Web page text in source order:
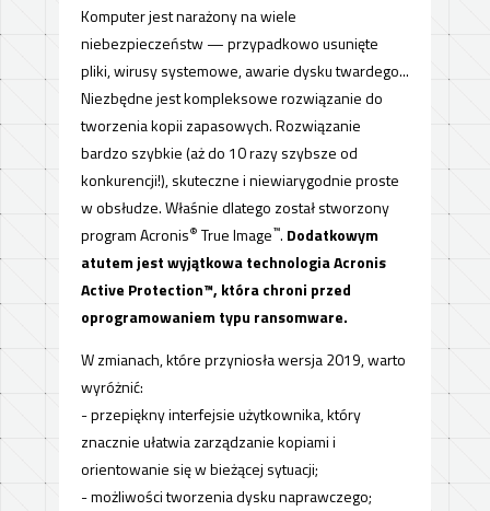
Komputer jest narażony na wiele
niebezpieczeństw — przypadkowo usunięte
pliki, wirusy systemowe, awarie dysku twardego...
Niezbędne jest kompleksowe rozwiązanie do
tworzenia kopii zapasowych. Rozwiązanie
bardzo szybkie (aż do 10 razy szybsze od
konkurencji!), skuteczne i niewiarygodnie proste
w obsłudze. Właśnie dlatego został stworzony
program Acronis® True Image™. Dodatkowym
atutem jest wyjątkowa technologia Acronis
Active Protection™, która chroni przed
oprogramowaniem typu ransomware.
W zmianach, które przyniosła wersja 2019, warto
wyróżnić:
- przepiękny interfejsie użytkownika, który
znacznie ułatwia zarządzanie kopiami i
orientowanie się w bieżącej sytuacji;
- możliwości tworzenia dysku naprawczego;